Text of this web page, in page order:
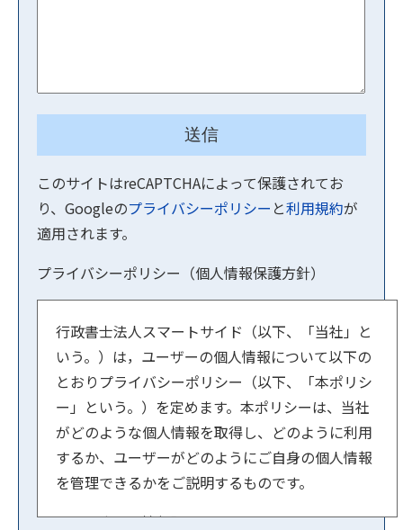
このサイトはreCAPTCHAによって保護されてお
り、Googleのプライバシーポリシー と利用規約が
適用されます。
プライバシーポリシー（個人情報保護方針）
行政書士法人スマートサイド（以下、「当社」と
いう。）は，ユーザーの個人情報について以下の
とおりプライバシーポリシー（以下、「本ポリシ
ー」という。）を定めます。本ポリシーは、当社
がどのような個人情報を取得し、どのように利用
するか、ユーザーがどのようにご自身の個人情報
を管理できるかをご説明するものです。
【１．事業者情報】